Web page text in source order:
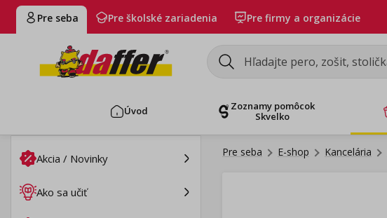
Pre seba Pre školské zariadenia Pre firmy a organizácie
Úvod
Zoznamy pomôcok
Skvelko
Akcia / Novinky
Ako sa učiť
Pre seba E-shop Kancelária